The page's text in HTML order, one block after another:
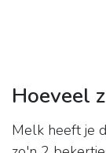
Hoeveel
Melk heeft je